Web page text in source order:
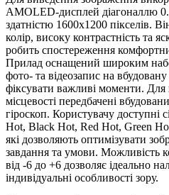
AMOLED-дисплей діагоналлю
здатністю 1600x1200 пікселів.
колір, високу контрастність та
робить спостереження
Прилад оснащений широким
фото- та відеозапис на
фіксувати важливі моменти. Для
місцевості передбачені
гіроскоп. Користувачу доступні
Hot, Black Hot, Red Hot, Green
які дозволяють оптимізувати
завдання та умови. Можливість
від -6 до +6 дозволяє ідеально
індивідуальні особливості зору.